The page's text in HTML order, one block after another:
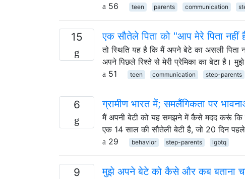
56
teen parents communication
15 एक सौतेले पिता को "आप मेरे पिता नहीं
तो स्थिति यह है कि मैं अपने बेटे का असली
अपने पिछले रिश्ते से मेरी प्रेमिका का बेटा है।
51
teen communication step-parents
6 ग्रामीण भारत में; समलैंगिकता पर
मैं अपनी बेटी को यह समझने में कैसे मदद करूं कि
एक 14 साल की सौतेली बेटी है, जो 20 दिन
29
behavior step-parents lgbtq
9 मुझे अपने बेटे को कैसे और कब बताना